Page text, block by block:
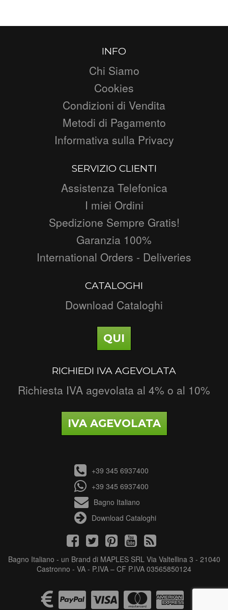
INFO
Chi Siamo
Cookies
Condizioni di Vendita
Metodi di Pagamento
Informativa sulla Privacy
SERVIZIO CLIENTI
Assistenza Telefonica
I miei Ordini
Spedizione Sempre Gratis!
Garanzia 100%
International Orders - Deliveries
CATALOGHI
Download Cataloghi
QUI
RICHIEDI IVA AGEVOLATA
Richiesta IVA agevolata al 4% o al 10%
IVA AGEVOLATA
+39 345 6937400
+39 345 6937400
Bagno Italiano
Download Cataloghi
Bagno Italiano - un Brand di MAPLES SRL Via Valtellina 3 - 21040
Castronno - VA - P.IVA – CF P.IVA 03565850124